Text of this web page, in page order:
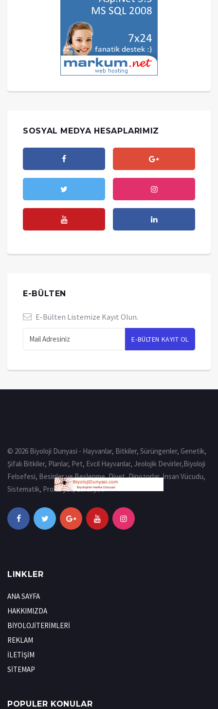
SOSYAL MEDYA HESAPLARIMIZ
E-BÜLTEN
E-Bülten Listemize Kayıt Olun.
© 2026 Biyoloji Dunyasi - Hayvanlar, Bitkiler, Sürüngenler, Genetik,
Şifalı Bitkiler, Planlar, Pet, Evcil Hayvanlar, Jeolojik Devirler,Biyoloji
Felsefesi, Besinler ve Beslenme, Diyet, Dinozorlar, İnsan Vücudu,
Sistematik, Prokaryot, Eukaryot
LINKLER
ANA SAYFA
HAKKIMIZDA
BİYOLOJİTERİMLERİ
REKLAM
İLETİŞİM
SİTEMAP
POPULER KONULAR